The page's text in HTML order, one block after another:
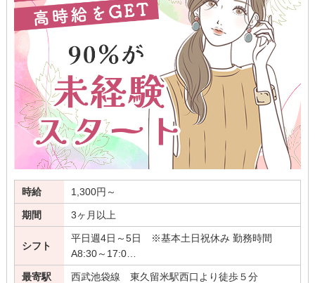
時給 1,300円～
期間 3ヶ月以上
シフト
平日週4日～5日 ※基本土日祝休み 勤務時間
A8:30～17:0…
最寄駅 西武池袋線 東久留米駅西口より徒歩５分